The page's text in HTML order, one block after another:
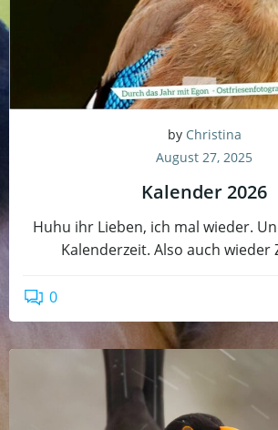
by Christina
August 27, 2025
Kalender 2026
Huhu ihr Lieben, ich mal wieder.
Kalenderzeit. Also auch
0